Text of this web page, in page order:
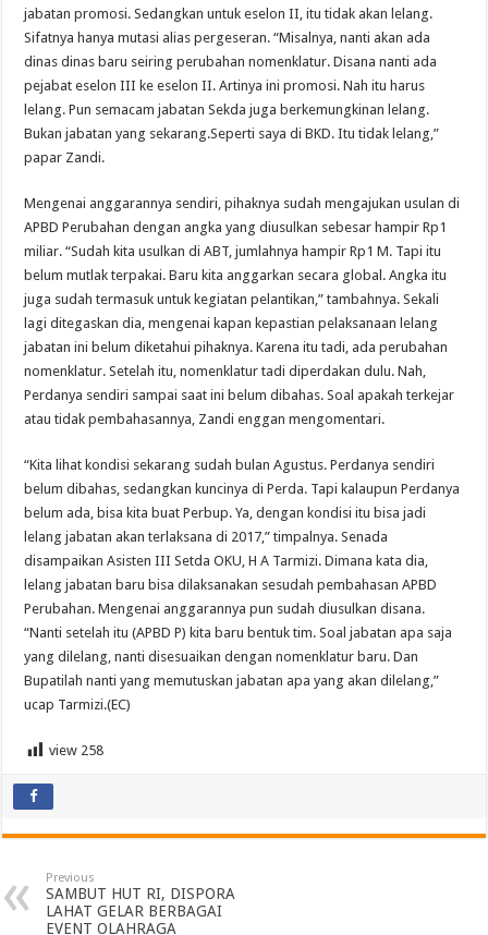
jabatan promosi. Sedangkan untuk eselon II, itu tidak akan lelang.
Sifatnya hanya mutasi alias pergeseran. “Misalnya, nanti akan ada
dinas dinas baru seiring perubahan nomenklatur. Disana nanti ada
pejabat eselon III ke eselon II. Artinya ini promosi. Nah itu harus
lelang. Pun semacam jabatan Sekda juga berkemungkinan lelang.
Bukan jabatan yang sekarang.Seperti saya di BKD. Itu tidak lelang,”
papar Zandi.
Mengenai anggarannya sendiri, pihaknya sudah mengajukan usulan di
APBD Perubahan dengan angka yang diusulkan sebesar hampir Rp1
miliar. “Sudah kita usulkan di ABT, jumlahnya hampir Rp1 M. Tapi itu
belum mutlak terpakai. Baru kita anggarkan secara global. Angka itu
juga sudah termasuk untuk kegiatan pelantikan,” tambahnya. Sekali
lagi ditegaskan dia, mengenai kapan kepastian pelaksanaan lelang
jabatan ini belum diketahui pihaknya. Karena itu tadi, ada perubahan
nomenklatur. Setelah itu, nomenklatur tadi diperdakan dulu. Nah,
Perdanya sendiri sampai saat ini belum dibahas. Soal apakah terkejar
atau tidak pembahasannya, Zandi enggan mengomentari.
“Kita lihat kondisi sekarang sudah bulan Agustus. Perdanya sendiri
belum dibahas, sedangkan kuncinya di Perda. Tapi kalaupun Perdanya
belum ada, bisa kita buat Perbup. Ya, dengan kondisi itu bisa jadi
lelang jabatan akan terlaksana di 2017,” timpalnya. Senada
disampaikan Asisten III Setda OKU, H A Tarmizi. Dimana kata dia,
lelang jabatan baru bisa dilaksanakan sesudah pembahasan APBD
Perubahan. Mengenai anggarannya pun sudah diusulkan disana.
“Nanti setelah itu (APBD P) kita baru bentuk tim. Soal jabatan apa saja
yang dilelang, nanti disesuaikan dengan nomenklatur baru. Dan
Bupatilah nanti yang memutuskan jabatan apa yang akan dilelang,”
ucap Tarmizi.(EC)
view 258
Previous
SAMBUT HUT RI, DISPORA
LAHAT GELAR BERBAGAI
EVENT OLAHRAGA